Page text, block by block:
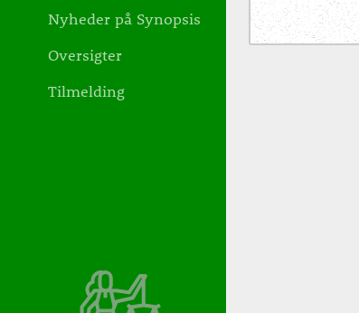
Nyheder på Synopsis
Oversigter
Tilmelding